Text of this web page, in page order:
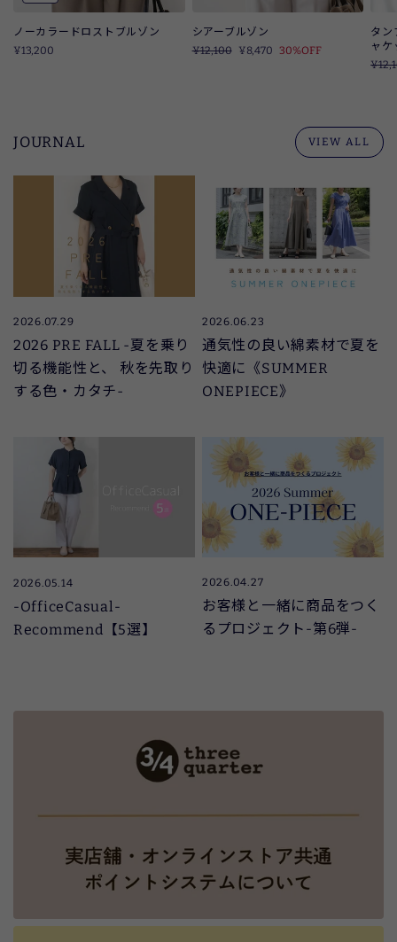
ノーカラードロストブルゾン
¥13,200
シアーブルゾン
定
¥12,100 SALE
¥8,470 30%OFF
タン
ャケ
定
JOURNAL VIEW ALL
2026.07.29
2026 PRE FALL -夏を乗り
切る機能性と、 秋を先取り
する色・カタチ-
2026.06.23
通気性の良い綿素材で夏を
快適に《SUMMER
ONEPIECE》
2026.05.14
‐OfficeCasual‐
Recommend【5選】
2026.04.27
お客様と一緒に商品をつく
るプロジェクト‐第6弾‐